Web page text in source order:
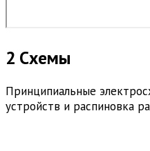
2 Схемы
Принципиальные
устройств и распиновка